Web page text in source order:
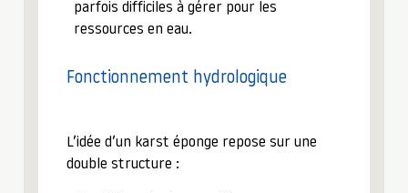
parfois difficiles à gérer pour les
ressources en eau.
Fonctionnement hydrologique
L’idée d’un karst éponge repose sur une
double structure :